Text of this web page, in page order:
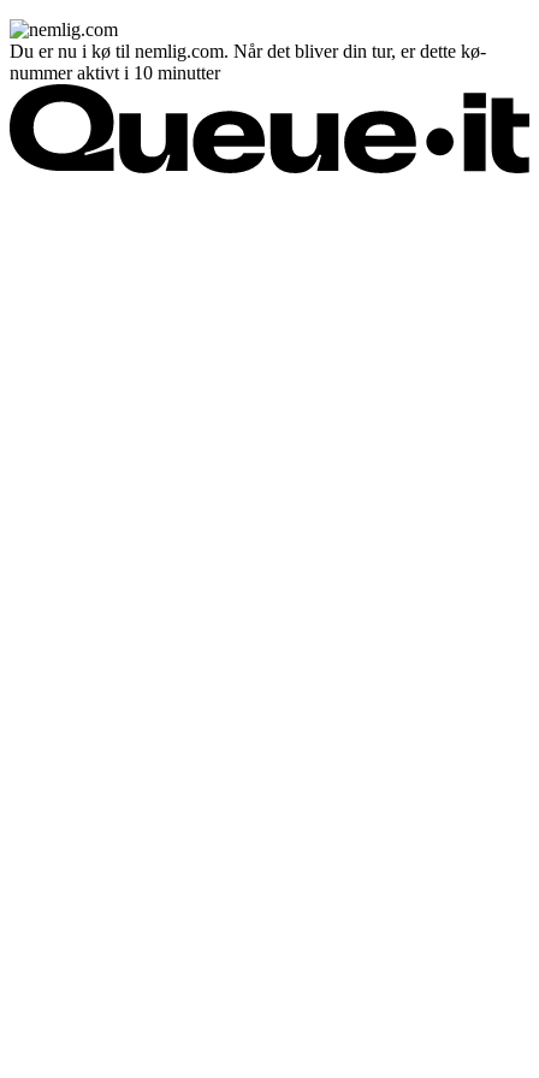
Du er nu i kø til nemlig.com. Når det bliver din tur, er dette kø-
nummer aktivt i 10 minutter